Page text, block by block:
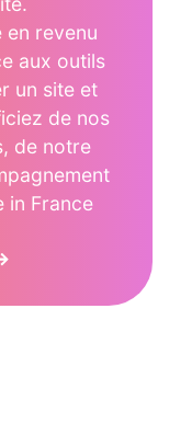
revenu
aux outils
un site et
de nos
de notre
in France